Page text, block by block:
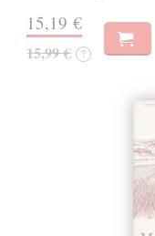
15,19 €
15,99 € ?